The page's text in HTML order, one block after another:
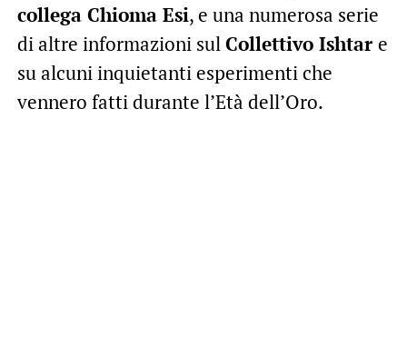
collega Chioma Esi, e una numerosa serie
di altre informazioni sulCollettivo Ishtar e
su alcuni inquietanti esperimenti che
vennero fatti durante l’Età dell’Oro.